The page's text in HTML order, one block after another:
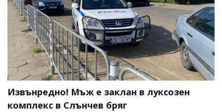
Извънредно! Мъж е заклан в луксозен
комплекс в Слънчев бряг